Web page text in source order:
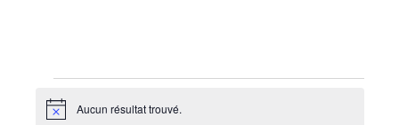
Évènements
Notice Aucun résultat trouvé.